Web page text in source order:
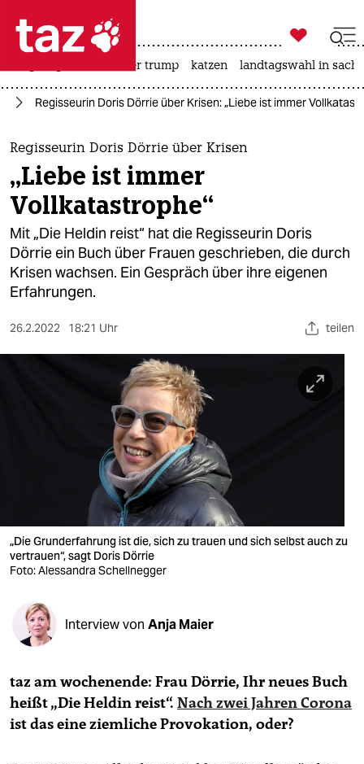
 taz zahl ich
taz zahl ich
themen
politik
öko
gesellschaft
kultur
sport
veranstaltungen
shop
fragen & hilfe
unterstützen
genossenschaft
epaper login

taz zahl ich
usa unter trump katzen landtagswahl in
Regisseurin Doris Dörrie über Krisen: „Liebe ist immer
Regisseurin Doris Dörrie über Krisen
„Liebe ist immer
Vollkatastrophe“
Mit „Die Heldin reist“ hat die Regisseurin Doris
Dörrie ein Buch über Frauen geschrieben, die durch
Krisen wachsen. Ein Gespräch über ihre eigenen
Erfahrungen.
26.2.2022 18:21 Uhr teilen
„Die Grunderfahrung ist die, sich zu trauen und sich selbst auch zu
vertrauen“, sagt Doris Dörrie
Foto: Alessandra Schellnegger
Interview von Anja Maier
taz am wochenende: Frau Dörrie, Ihr neues Buch
heißt „Die Heldin reist“. Nach zwei Jahren Corona
ist das eine ziemliche Provokation, oder?